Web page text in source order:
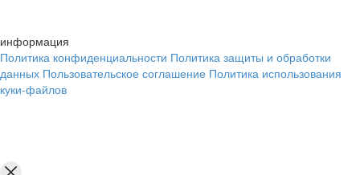
информация
Политика конфиденциальности Политика защиты и обработки
данных Пользовательское соглашение Политика использования
куки-файлов